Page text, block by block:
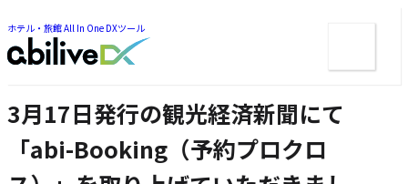
ホテル・旅館 All In One DXツール
ま
で
ジ
プ
で
ジ
ャ
ュ
3月17日発行の観光経済新聞にて
「abi-Booking（予約プロクロ